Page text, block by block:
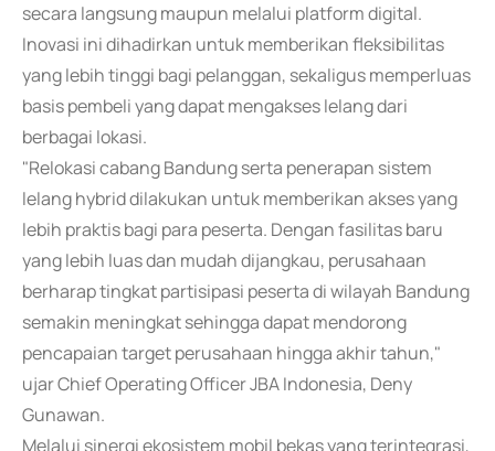
secara langsung maupun melalui platform digital.
Inovasi ini dihadirkan untuk memberikan fleksibilitas
yang lebih tinggi bagi pelanggan, sekaligus memperluas
basis pembeli yang dapat mengakses lelang dari
berbagai lokasi.
"Relokasi cabang Bandung serta penerapan sistem
lelang hybrid dilakukan untuk memberikan akses yang
lebih praktis bagi para peserta. Dengan fasilitas baru
yang lebih luas dan mudah dijangkau, perusahaan
berharap tingkat partisipasi peserta di wilayah Bandung
semakin meningkat sehingga dapat mendorong
pencapaian target perusahaan hingga akhir tahun,"
ujar Chief Operating Officer JBA Indonesia, Deny
Gunawan.
Melalui sinergi ekosistem mobil bekas yang terintegrasi,